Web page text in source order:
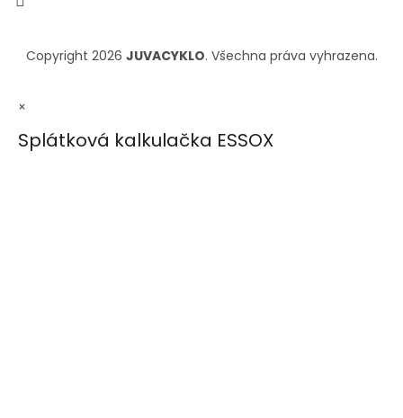
Copyright 2026 JUVACYKLO. Všechna práva vyhrazena.
×
Splátková kalkulačka ESSOX